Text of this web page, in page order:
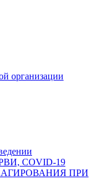
организации
COVID-19
ПРИ